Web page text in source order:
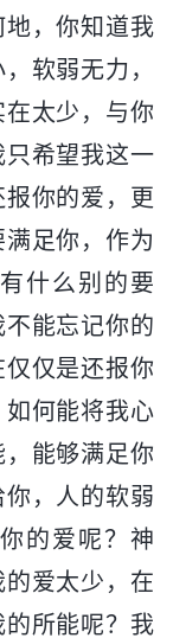
，你知道我
软弱无力，
太少，与你
希望我这一
你的爱，更
足你，作为
什么别的要
能忘记你的
仅是还报你
何能将我心
能够满足你
，人的软弱
的爱呢？神
爱太少，在
所能呢？我